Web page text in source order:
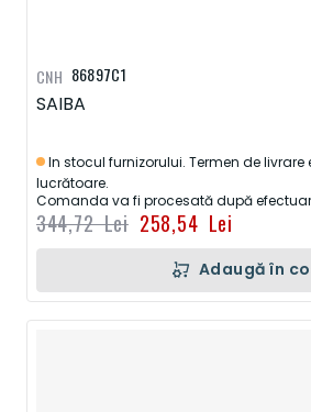
86897C1
SAIBA
In stocul furnizorului. Termen de livrare
lucrătoare.
Comanda va fi procesată după
258,54 Lei
344,72 Lei
CNH
Adaugă în